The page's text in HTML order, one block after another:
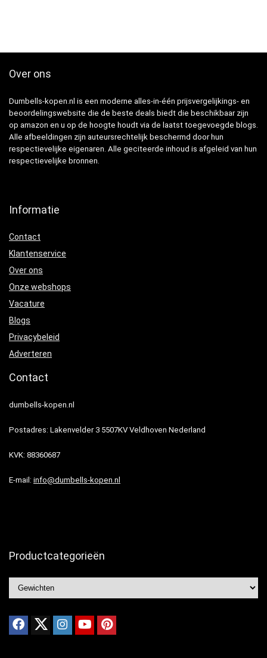
Over ons
Dumbells-kopen.nl is een moderne alles-in-één prijsvergelijkings- en
beoordelingswebsite die de beste deals biedt die beschikbaar zijn
op amazon en u op de hoogte houdt via de laatst toegevoegde blogs.
Alle afbeeldingen zijn auteursrechtelijk beschermd door hun
respectievelijke eigenaren. Alle geciteerde inhoud is afgeleid van hun
respectievelijke bronnen.
Informatie
Contact
Klantenservice
Over ons
Onze webshops
Vacature
Blogs
Privacybeleid
Adverteren
Contact
dumbells-kopen.nl
Postadres: Lakenvelder 3 5507KV Veldhoven Nederland
KVK: 88360687
E-mail: info@dumbells-kopen.nl
Productcategorieën